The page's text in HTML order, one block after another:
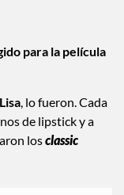
para la película
, lo fueron. Cada
de lipstick y a
losclassic